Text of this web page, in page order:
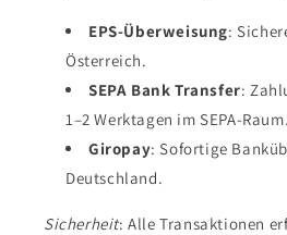
EPS-Überweisung:
Österreich.
SEPA Bank Transfer:
1–2 Werktagen im SEPA-Raum.
Giropay: Sofortige
Deutschland.
Sicherheit: Alle Transaktionen